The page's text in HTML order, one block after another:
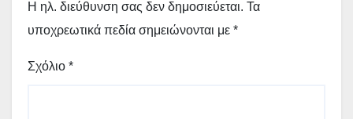
Η ηλ. διεύθυνση σας δεν δημοσιεύεται. Τα
υποχρεωτικά πεδία σημειώνονται με *
Σχόλιο *